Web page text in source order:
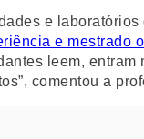
e
e mestrado
leem,
comentou a